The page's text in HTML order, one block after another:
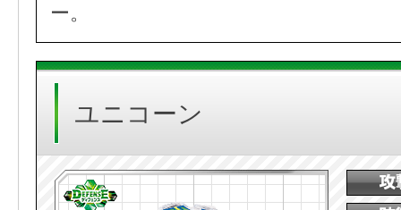
ー。
ユニコーン